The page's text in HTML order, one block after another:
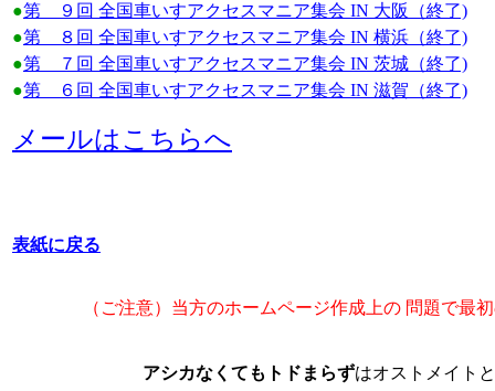
●第 ９回 全国車いすアクセスマニア集会 IN 大阪（終了)
●第 ８回 全国車いすアクセスマニア集会 IN 横浜（終了)
●第 ７回 全国車いすアクセスマニア集会 IN 茨城（終了)
●第 ６回 全国車いすアクセスマニア集会 IN 滋賀（終了)
メールはこちらへ
表紙に戻る
（ご注意）当方のホームページ作成上の 問題で最初
アシカなくてもトドまらずはオストメイト